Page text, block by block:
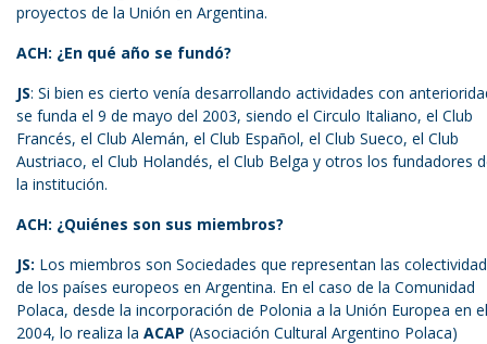
proyectos de la Unión en Argentina.
ACH: ¿En qué año se fundó?
JS: Si bien es cierto venía desarrollando actividades con
se funda el 9 de mayo del 2003, siendo el Circulo Italiano, el Club
Francés, el Club Alemán, el Club Español, el Club Sueco, el Club
Austriaco, el Club Holandés, el Club Belga y otros los fundadores
la institución.
ACH: ¿Quiénes son sus miembros?
JS: Los miembros son Sociedades que representan las
de los países europeos en Argentina. En el caso de la Comunidad
Polaca, desde la incorporación de Polonia a la Unión Europea en el
2004, lo realiza la ACAP (Asociación Cultural Argentino Polaca)